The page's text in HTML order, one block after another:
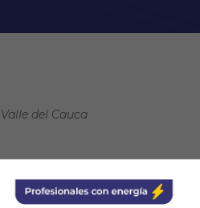
del Cauca